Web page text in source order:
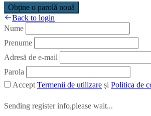
Obține o parolă nouă
Back to login
Nume
Prenume
Adresă de e-mail
Parola
Accept Termenii de utilizare și Politica de
Sending register info,please wait...